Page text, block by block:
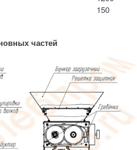
150
частей